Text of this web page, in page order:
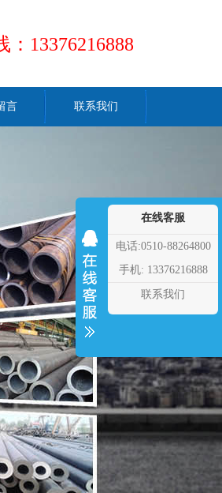
：13376216888
言 联系我们
在线客服
电话:0510-88264800
手机: 13376216888
联系我们